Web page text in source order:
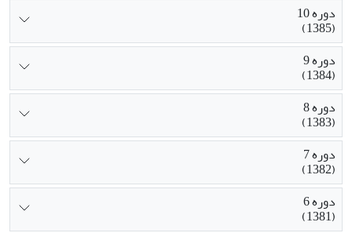
دوره 10
(1385)
دوره 9
(1384)
دوره 8
(1383)
دوره 7
(1382)
دوره 6
(1381)